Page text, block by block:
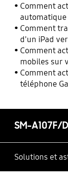
Comment
Galaxy ?
Comment
d'un iPad
Smart
Comment
mobiles sur
Comment
téléphone
SM-A107F/
Solutions et